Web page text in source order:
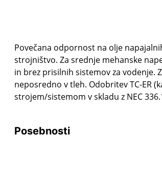
Povečana odpornost na olje
strojništvo. Za srednje mehanske
in brez prisilnih sistemov za vodenje.
neposredno v tleh. Odobritev TC-ER
strojem/sistemom v skladu z NEC
Posebnosti